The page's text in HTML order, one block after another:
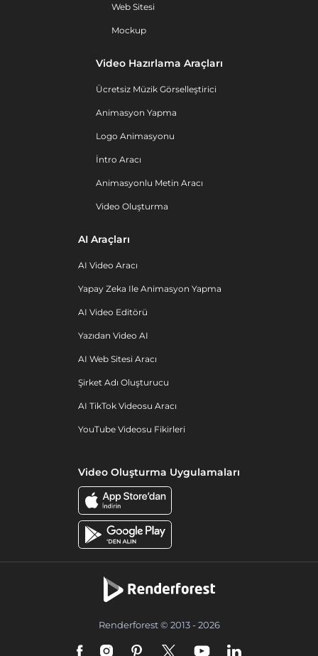
Web Sitesi
Mockup
Video Hazırlama Araçları
Ücretsiz Müzik Görselleştirici
Animasyon Yapma
Logo Animasyonu
İntro Aracı
Animasyonlu Metin Aracı
Video Oluşturma
AI Araçları
AI Video Aracı
Yapay Zeka Ile Animasyon Yapma
AI Video Editörü
Yazıdan Video AI
AI Web Sitesi Aracı
Şirket Adı Oluşturucu
AI TikTok Videosu Aracı
YouTube Videosu Fikirleri
Video Oluşturma Uygulamaları
Renderforest © 2013 - 2026